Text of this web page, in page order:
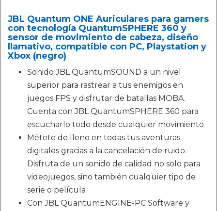
JBL Quantum ONE Auriculares para gamers
con tecnología QuantumSPHERE 360 y
sensor de movimiento de cabeza, diseño
llamativo, compatible con PC, Playstation y
Xbox (negro)
Sonido JBL QuantumSOUND a un nivel
superior para rastrear a tus enemigos en
juegos FPS y disfrutar de batallas MOBA.
Cuenta con JBL QuantumSPHERE 360 para
escucharlo todo desde cualquier movimiento
Métete de lleno en todas tus aventuras
digitales gracias a la cancelación de ruido.
Disfruta de un sonido de calidad no solo para
videojuegos, sino también cualquier tipo de
serie o película
Con JBL QuantumENGINE-PC Software y